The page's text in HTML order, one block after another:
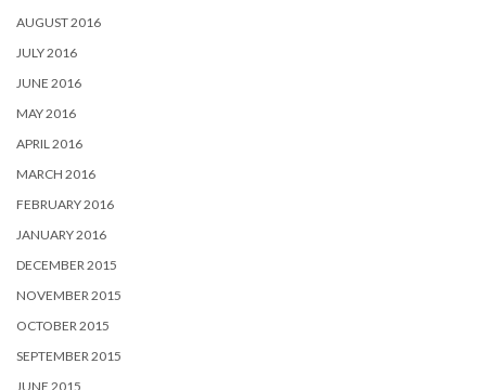
AUGUST 2016
JULY 2016
JUNE 2016
MAY 2016
APRIL 2016
MARCH 2016
FEBRUARY 2016
JANUARY 2016
DECEMBER 2015
NOVEMBER 2015
OCTOBER 2015
SEPTEMBER 2015
JUNE 2015